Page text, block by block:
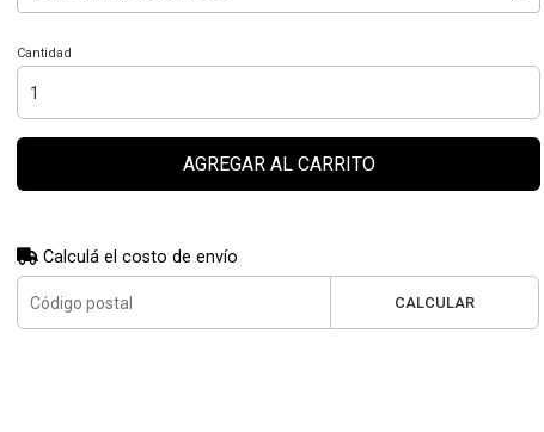
Cantidad
AGREGAR AL CARRITO
Calculá el costo de envío
CALCULAR